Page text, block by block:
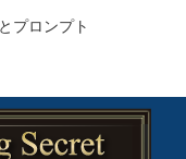
プロンプト